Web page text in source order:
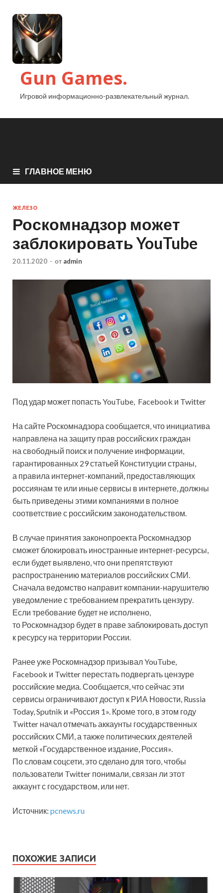
Gun Games.
Игровой информационно-развлекательный журнал.
ГЛАВНОЕ МЕНЮ
ЖЕЛЕЗО
Роскомнадзор может
заблокировать YouTube
20.11.2020 - от admin
Под удар может попасть YouTube, Facebook и Twitter
На сайте Роскомнадзора сообщается, что инициатива
направлена на защиту прав российских граждан
на свободный поиск и получение информации,
гарантированных 29 статьей Конституции страны,
а правила интернет-компаний, предоставляющих
россиянам те или иные сервисы в интернете, должны
быть приведены этими компаниями в полное
соответствие с российским законодательством.
В случае принятия законопроекта Роскомнадзор
сможет блокировать иностранные интернет-ресурсы,
если будет выявлено, что они препятствуют
распространению материалов российских СМИ.
Сначала ведомство направит компании-нарушителю
уведомление с требованием прекратить цензуру.
Если требование будет не исполнено,
то Роскомнадзор будет в праве заблокировать доступ
к ресурсу на территории России.
Ранее уже Роскомнадзор призывал YouTube,
Facebook и Twitter перестать подвергать цензуре
российские медиа. Сообщается, что сейчас эти
сервисы ограничивают доступ к РИА Новости, Russia
Today, Sputnik и «Россия 1». Кроме того, в этом году
Twitter начал отмечать аккаунты государственных
российских СМИ, а также политических деятелей
меткой «Государственное издание, Россия».
По словам соцсети, это сделано для того, чтобы
пользователи Twitter понимали, связан ли этот
аккаунт с государством, или нет.
Источник: pcnews.ru
ПОХОЖИЕ ЗАПИСИ